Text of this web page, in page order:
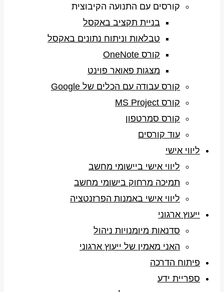
קורסים עם התנועה הקיבוצית
בניית תקציב באקסל
טבלאות וניתוח נתונים באקסל
קורס OneNote
מצגות פאואר פוינט
קורס עבודה עם הכלים של Google
קורס MS Project
קורס סמרטפון
עוד קורסים
ליווי אישי
ליווי אישי ביישומי מחשב
תמיכה מרחוק בישומי מחשב
ליווי אישי באמנות הפרזנטציה
ייעוץ ארגוני
סדנאות מיומנויות ניהול
האני מאמין של ייעוץ ארגוני
פיתוח הדרכה
ספריית ידע